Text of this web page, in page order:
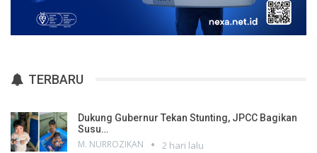
TERBARU
Dukung Gubernur Tekan Stunting, JPCC Bagikan
Susu…
M. NURROZIKAN 2 hari lalu